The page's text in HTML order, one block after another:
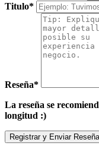
Titulo*
Reseña*
La reseña se
longitud :)